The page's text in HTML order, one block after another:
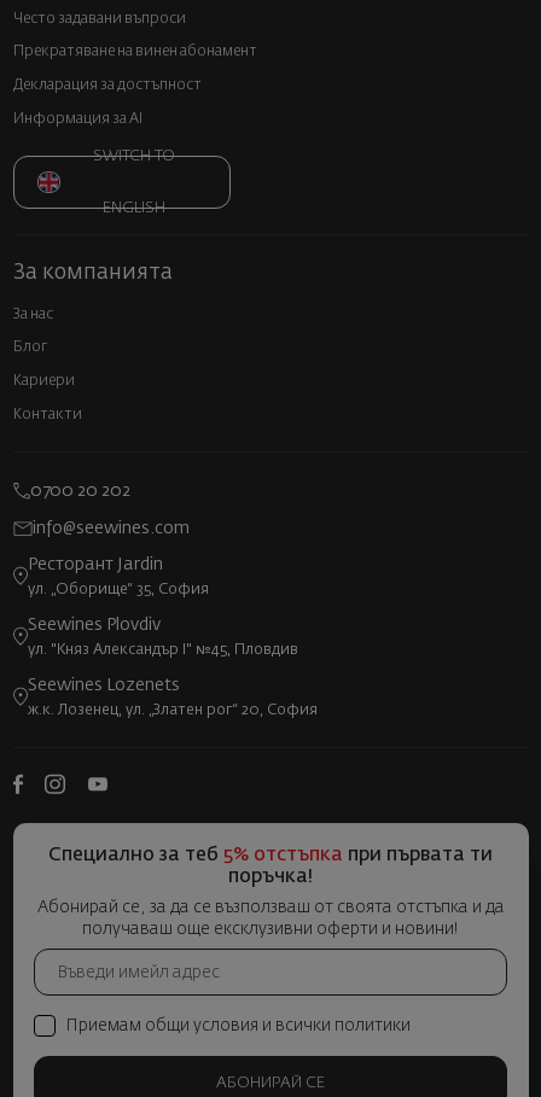
Често задавани въпроси
Прекратяване на винен абонамент
Декларация за достъпност
Информация за AI
SWITCH TO
ENGLISH
За компанията
За нас
Блог
Кариери
Контакти
0700 20 202
info@seewines.com
Ресторант Jardin
ул. „Оборище“ 35, София
Seewines Plovdiv
ул. "Княз Александър I" №45, Пловдив
Seewines Lozenets
ж.к. Лозенец, ул. „Златен рог“ 20, София
Специално за теб 5% отстъпка при първата ти
поръчка!
Абонирай се, за да се възползваш от своята отстъпка и да
получаваш още ексклузивни оферти и новини!
Приемам общи условия и всички политики
АБОНИРАЙ СЕ